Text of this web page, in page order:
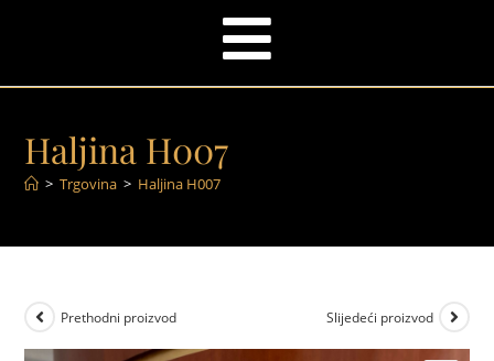
Haljina H007
> Trgovina > Haljina H007
Prethodni proizvod Slijedeći proizvod